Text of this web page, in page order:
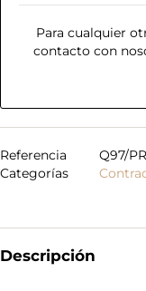
Para cualquier
contacto con
Referencia
Q97/
Categorías
Descripción